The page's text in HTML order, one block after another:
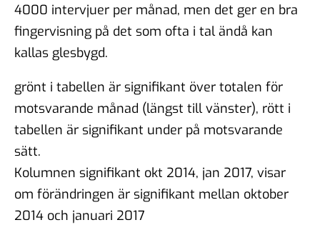
4000 intervjuer per månad, men det ger en bra
fingervisning på det som ofta i tal ändå kan
kallas glesbygd.
grönt i tabellen är signifikant över totalen för
motsvarande månad (längst till vänster), rött i
tabellen är signifikant under på motsvarande
sätt.
Kolumnen signifikant okt 2014, jan 2017, visar
om förändringen är signifikant mellan oktober
2014 och januari 2017